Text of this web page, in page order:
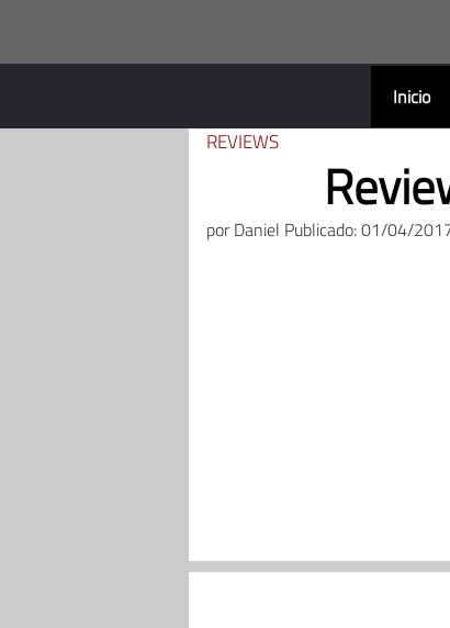
contenido
Inicio
REVIEWS
porDaniel Publicado: 01/04/